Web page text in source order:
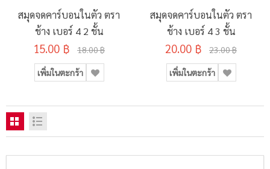
สมุดจดคาร์บอนในตัว ตรา
ช้าง เบอร์ 4 2 ชั้น
15.00 ฿ 18.00 ฿
เพิ่มในตะกร้า
สมุดจดคาร์บอนในตัว ตรา
ช้าง เบอร์ 4 3 ชั้น
20.00 ฿ 23.00 ฿
เพิ่มในตะกร้า